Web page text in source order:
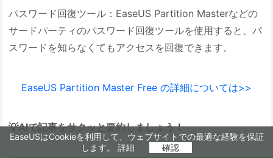
EaseUSはCookieを利用して、ウェブサイトでの最適な経験を保証
します。 詳細 確認
パスワード回復ツール：EaseUS Partition Masterなどの
サードパーティのパスワード回復ツールを使用すると、パ
スワードを知らなくてもアクセスを回復できます。
EaseUS Partition Master Free の詳細については>>
💡AIで記事をサクッと要約しましょう！